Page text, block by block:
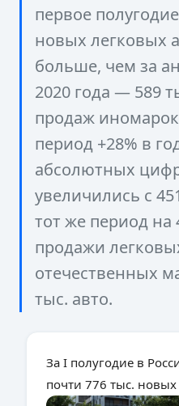
первое
новых легковых
больше, чем за
2020 года — 589
продаж иномарок
период +28% в
абсолютных
увеличились с
тот же период на
продажи
отечественных
тыс. авто.
За I полугодие в
почти 776 тыс.